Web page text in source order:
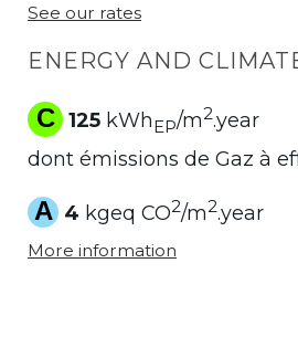
See our rates
ENERGY AND
C 125 kWhEP/m2.year
dont émissions de Gaz à
A 4 kgeq CO2/m2.year
More information